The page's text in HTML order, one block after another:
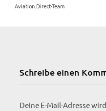
Aviation.Direct-Team
Schreibe einen
Deine E-Mail-Adresse